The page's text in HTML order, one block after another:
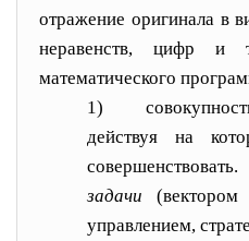
отражение оригинала в
неравенств, цифр и
математического
1)
действуя на
задачи (вектором
управлением,